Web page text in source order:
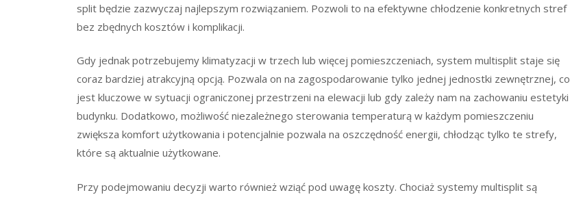
split będzie zazwyczaj najlepszym rozwiązaniem. Pozwoli to na efektywne chłodzenie konkretnych stref
bez zbędnych kosztów i komplikacji.
Gdy jednak potrzebujemy klimatyzacji w trzech lub więcej pomieszczeniach, system multisplit staje się
coraz bardziej atrakcyjną opcją. Pozwala on na zagospodarowanie tylko jednej jednostki zewnętrznej, co
jest kluczowe w sytuacji ograniczonej przestrzeni na elewacji lub gdy zależy nam na zachowaniu estetyki
budynku. Dodatkowo, możliwość niezależnego sterowania temperaturą w każdym pomieszczeniu
zwiększa komfort użytkowania i potencjalnie pozwala na oszczędność energii, chłodząc tylko te strefy,
które są aktualnie użytkowane.
Przy podejmowaniu decyzji warto również wziąć pod uwagę koszty. Chociaż systemy multisplit są